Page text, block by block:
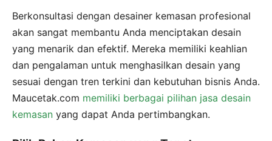
Berkonsultasi dengan desainer kemasan profesional
akan sangat membantu Anda menciptakan desain
yang menarik dan efektif. Mereka memiliki keahlian
dan pengalaman untuk menghasilkan desain yang
sesuai dengan tren terkini dan kebutuhan bisnis Anda.
Maucetak.com memiliki berbagai pilihan jasa desain
kemasan yang dapat Anda pertimbangkan.